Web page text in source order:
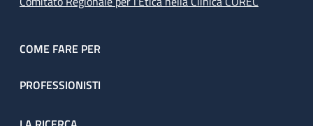
COME FARE PER
PROFESSIONISTI